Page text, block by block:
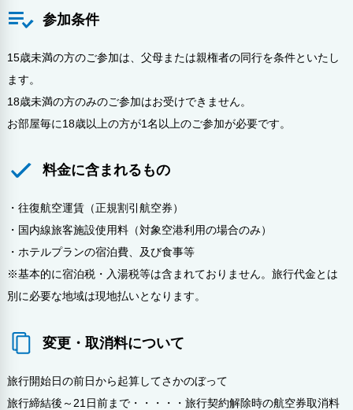
参加条件
15歳未満の方のご参加は、父母または親権者の同行を条件といたし
ます。
18歳未満の方のみのご参加はお受けできません。
お部屋毎に18歳以上の方が1名以上のご参加が必要です。
料金に含まれるもの
・往復航空運賃（正規割引航空券）
・国内線旅客施設使用料（対象空港利用の場合のみ）
・ホテルプランの宿泊費、及び食事等
※基本的に宿泊税・入湯税等は含まれておりません。旅行代金とは
別に必要な地域は現地払いとなります。
変更・取消料について
旅行開始日の前日から起算してさかのぼって
旅行締結後～21日前まで・・・・・旅行契約解除時の航空券取消料